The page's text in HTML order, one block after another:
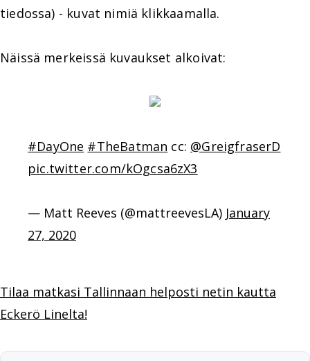
tiedossa) - kuvat nimiä klikkaamalla.
Näissä merkeissä kuvaukset alkoivat:
#DayOne #TheBatman cc: @GreigfraserD
pic.twitter.com/kOgcsa6zX3
— Matt Reeves (@mattreevesLA) January
27, 2020
Tilaa matkasi Tallinnaan helposti netin kautta
Eckerö Linelta!